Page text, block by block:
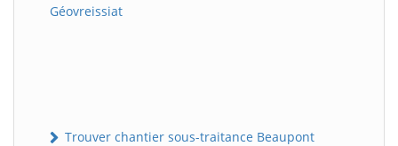
Géovreissiat
Trouver chantier sous-traitance Beaupont